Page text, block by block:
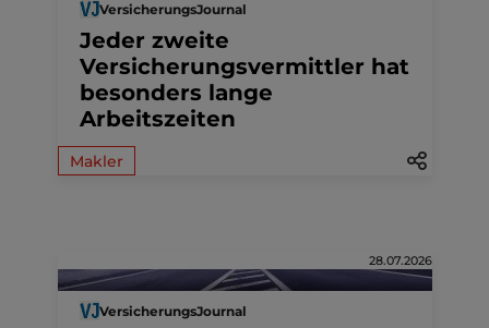
VersicherungsJournal
Jeder zweite
Versicherungsvermittler hat
besonders lange
Arbeitszeiten
Makler
28.07.2026
VersicherungsJournal